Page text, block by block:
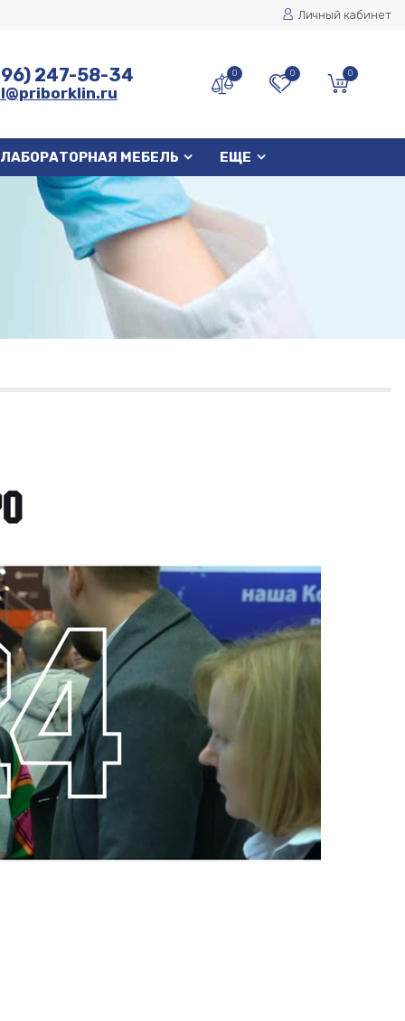
Личный кабинет
247-58-34 0 0 0
ЛАБОРАТОРНАЯ МЕБЕЛЬ ЕЩЕ